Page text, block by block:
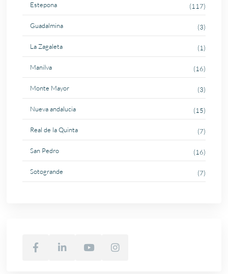
Estepona (117)
Guadalmina (3)
La Zagaleta (1)
Manilva (16)
Monte Mayor (3)
Nueva andalucia (15)
Real de la Quinta (7)
San Pedro (16)
Sotogrande (7)